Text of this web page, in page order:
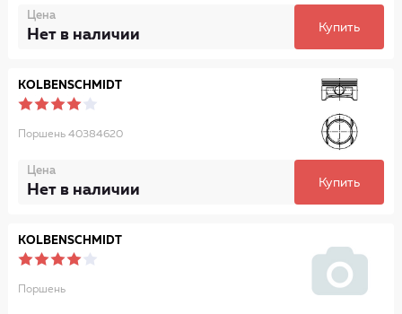
Цена
Нет в наличии Купить
KOLBENSCHMIDT
Поршень 40384620
Цена
Нет в наличии Купить
KOLBENSCHMIDT
Поршень